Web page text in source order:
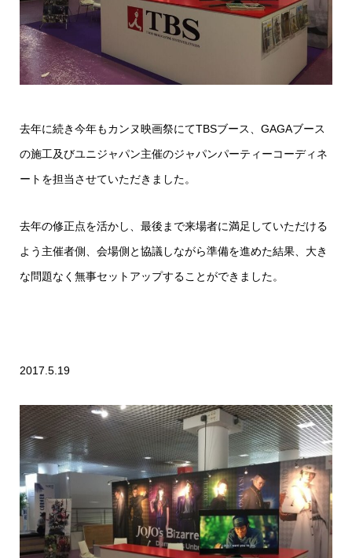
去年に続き今年もカンヌ映画祭にてTBSブース、GAGAブース
の施工及びユニジャパン主催のジャパンパーティーコーディネ
ートを担当させていただきました。
去年の修正点を活かし、最後まで来場者に満足していただける
よう主催者側、会場側と協議しながら準備を進めた結果、大き
な問題なく無事セットアップすることができました。
2017.5.19